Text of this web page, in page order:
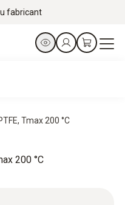
fabricant
Tmax 200 °C
200 °C